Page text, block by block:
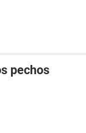
pechos